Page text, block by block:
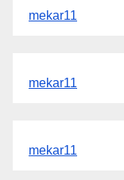
mekar11
mekar11
mekar11